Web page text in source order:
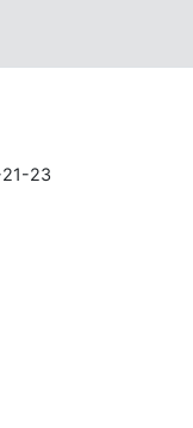
21-23